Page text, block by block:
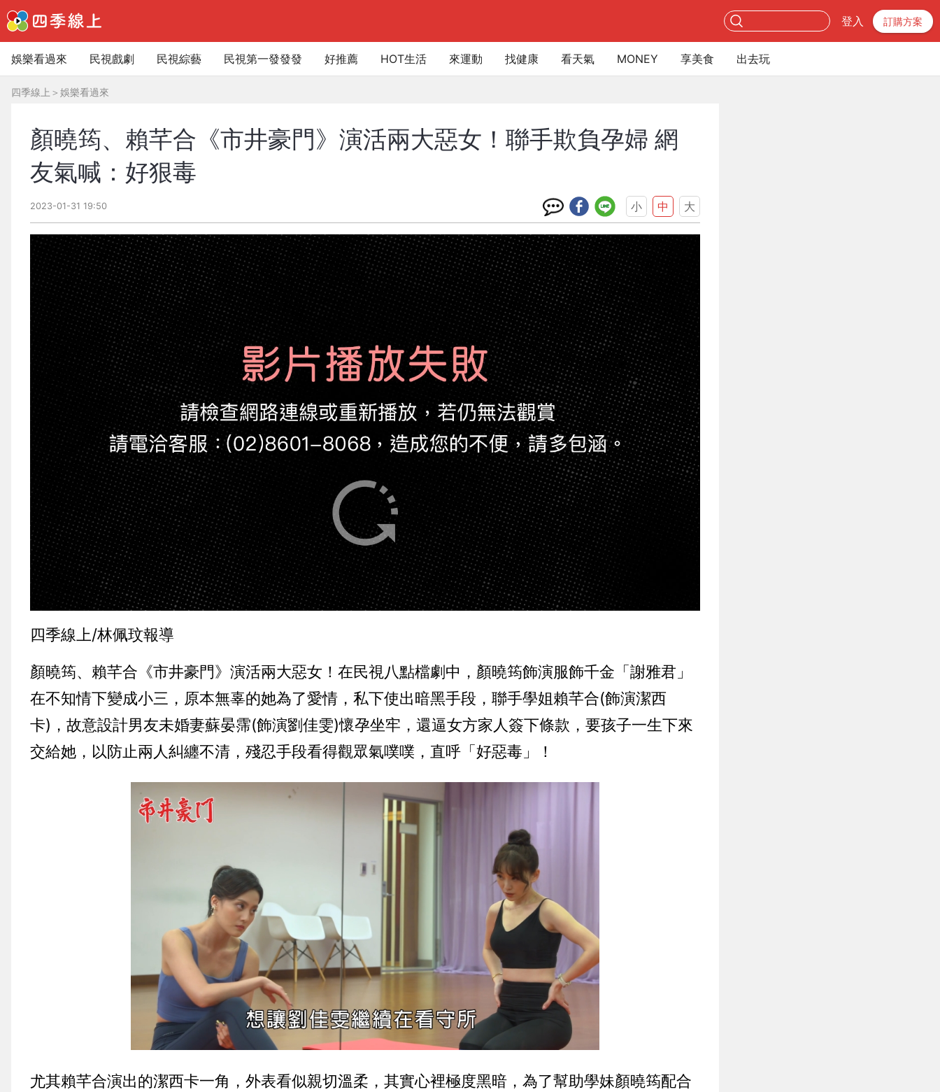
登入 訂購方案
娛樂看過來 民視戲劇 民視綜藝 民視第一發發發 好推薦 HOT生活 來運動 找健康 看天氣 MONEY 享美食 出去玩
四季線上 ＞ 娛樂看過來
顏曉筠、賴芊合《市井豪門》演活兩大惡女！聯手欺負孕婦 網
友氣喊：好狠毒
2023-01-31 19:50 小 中 大
四季線上/林佩玟報導
顏曉筠、賴芊合《市井豪門》演活兩大惡女！在民視八點檔劇中，顏曉筠飾演服飾千金「謝雅君」
在不知情下變成小三，原本無辜的她為了愛情，私下使出暗黑手段，聯手學姐賴芊合(飾演潔西
卡)，故意設計男友未婚妻蘇晏霈(飾演劉佳雯)懷孕坐牢，還逼女方家人簽下條款，要孩子一生下來
交給她，以防止兩人糾纏不清，殘忍手段看得觀眾氣噗噗，直呼「好惡毒」！
尤其賴芊合演出的潔西卡一角，外表看似親切溫柔，其實心裡極度黑暗，為了幫助學妹顏曉筠配合